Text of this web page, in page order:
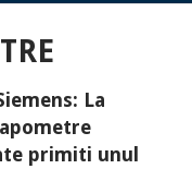
La
primiti unul